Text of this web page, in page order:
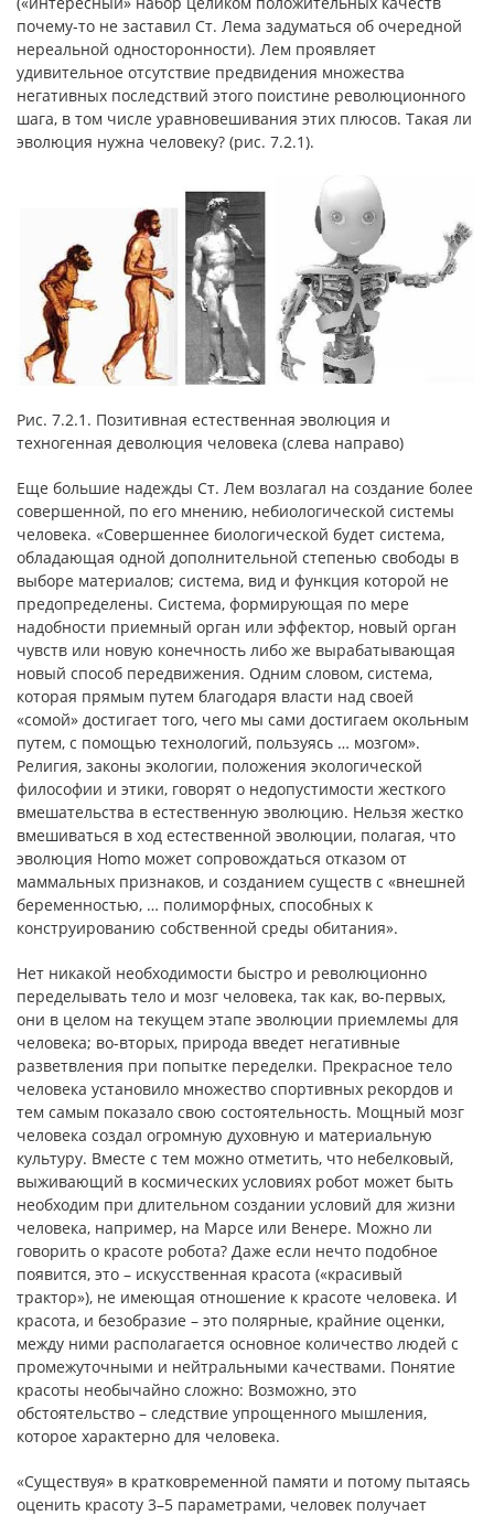
почему-то не заставил Ст. Лема задуматься об очередной
нереальной односторонности). Лем проявляет
удивительное отсутствие предвидения множества
негативных последствий этого поистине революционного
шага, в том числе уравновешивания этих плюсов. Такая ли
эволюция нужна человеку? (рис. 7.2.1).
Рис. 7.2.1. Позитивная естественная эволюция и
техногенная деволюция человека (слева направо)
Еще большие надежды Ст. Лем возлагал на создание более
совершенной, по его мнению, небиологической системы
человека. «Совершеннее биологической будет система,
обладающая одной дополнительной степенью свободы в
выборе материалов; система, вид и функция которой не
предопределены. Система, формирующая по мере
надобности приемный орган или эффектор, новый орган
чувств или новую конечность либо же вырабатывающая
новый способ передвижения. Одним словом, система,
которая прямым путем благодаря власти над своей
«сомой» достигает того, чего мы сами достигаем окольным
путем, с помощью технологий, пользуясь … мозгом».
Религия, законы экологии, положения экологической
философии и этики, говорят о недопустимости жесткого
вмешательства в естественную эволюцию. Нельзя жестко
вмешиваться в ход естественной эволюции, полагая, что
эволюция Homo может сопровождаться отказом от
маммальных признаков, и созданием существ с «внешней
беременностью, … полиморфных, способных к
конструированию собственной среды обитания».
Нет никакой необходимости быстро и революционно
переделывать тело и мозг человека, так как, во-первых,
они в целом на текущем этапе эволюции приемлемы для
человека; во-вторых, природа введет негативные
разветвления при попытке переделки. Прекрасное тело
человека установило множество спортивных рекордов и
тем самым показало свою состоятельность. Мощный мозг
человека создал огромную духовную и материальную
культуру. Вместе с тем можно отметить, что небелковый,
выживающий в космических условиях робот может быть
необходим при длительном создании условий для жизни
человека, например, на Марсе или Венере. Можно ли
говорить о красоте робота? Даже если нечто подобное
появится, это – искусственная красота («красивый
трактор»), не имеющая отношение к красоте человека. И
красота, и безобразие – это полярные, крайние оценки,
между ними располагается основное количество людей с
промежуточными и нейтральными качествами. Понятие
красоты необычайно сложно: Возможно, это
обстоятельство – следствие упрощенного мышления,
которое характерно для человека.
«Существуя» в кратковременной памяти и потому пытаясь
оценить красоту 3–5 параметрами, человек получает